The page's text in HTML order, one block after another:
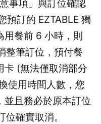
事項」與訂位確認
預訂的 EZTABLE 獨
用餐前 6 小時，則
整筆訂位，預付餐
卡 (無法僅取消部分
使用時間人數，您
並且務必於原本訂位
確實取消。